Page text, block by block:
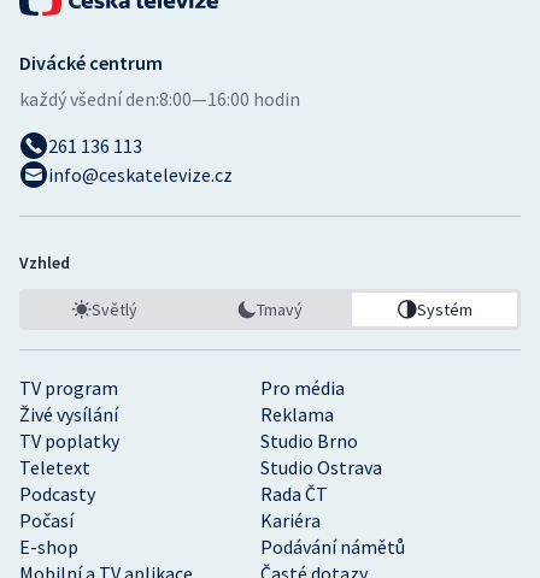
TV program
Pro média
Živé vysílání
Reklama
TV poplatky
Studio Brno
Teletext
Studio Ostrava
Podcasty
Rada ČT
Počasí
Kariéra
E-shop
Podávání námětů
Mobilní a TV aplikace
Časté dotazy
Divácké centrum
každý všední den:8:00—16:00 hodin
261 136 113
info@ceskatelevize.cz
Vzhled
Světlý Tmavý Systém